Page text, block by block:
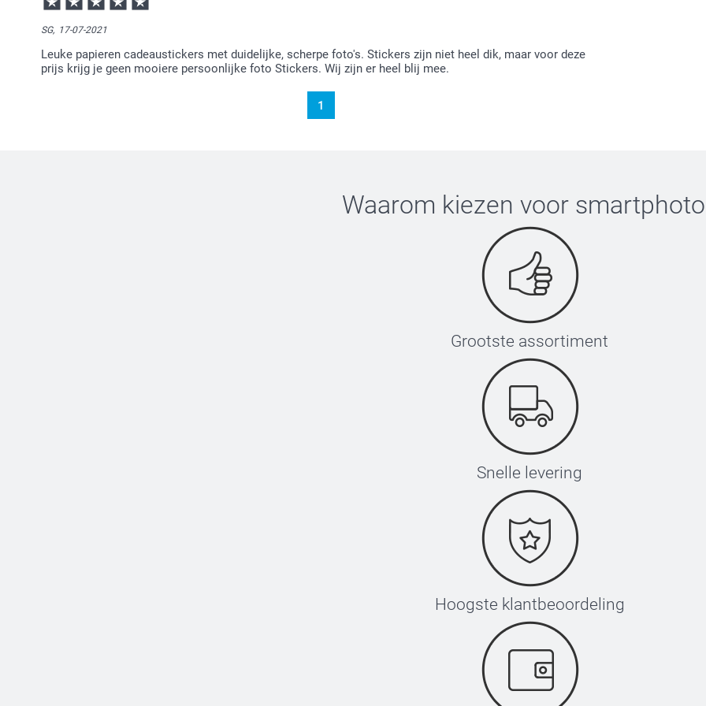
SG, 17-07-2021
Leuke papieren cadeaustickers met duidelijke, scherpe foto's. Stickers zijn niet heel dik, maar voor deze
prijs krijg je geen mooiere persoonlijke foto Stickers. Wij zijn er heel blij mee.
1
Waarom kiezen voor smartphoto
Grootste assortiment
Snelle levering
Hoogste klantbeoordeling